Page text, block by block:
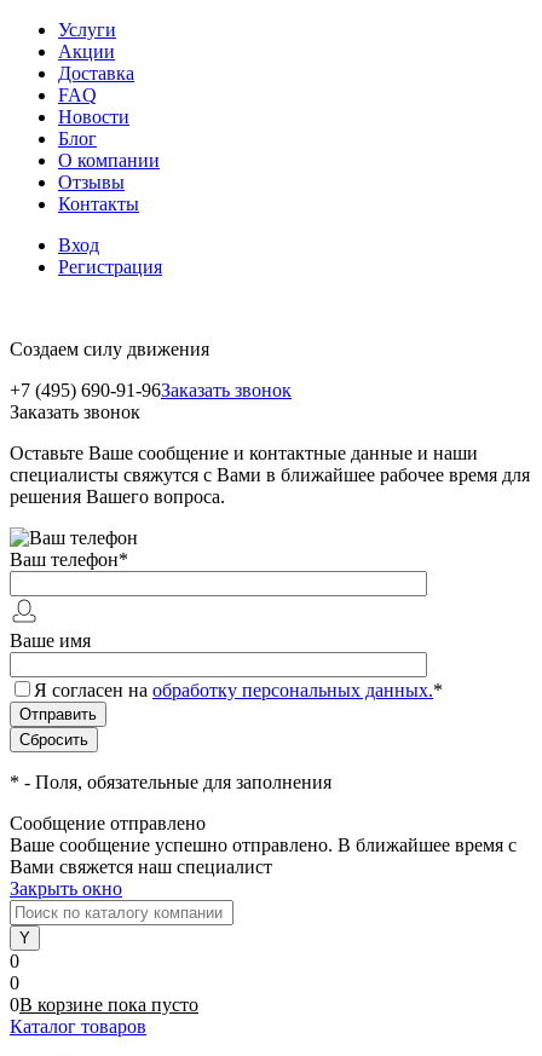
Услуги
Акции
Доставка
FAQ
Новости
Блог
О компании
Отзывы
Контакты
Вход
Регистрация
Создаем силу движения
+7 (495) 690-91-96Заказать звонок
Заказать звонок
Оставьте Ваше сообщение и контактные данные и наши
специалисты свяжутся с Вами в ближайшее рабочее время для
решения Вашего вопроса.
Ваш телефон*
Ваше имя
Я согласен на обработку персональных данных.*
* - Поля, обязательные для заполнения
Сообщение отправлено
Ваше сообщение успешно отправлено. В ближайшее время с
Вами свяжется наш специалист
Закрыть окно
0
0
0В корзине пока пусто
Каталог товаров